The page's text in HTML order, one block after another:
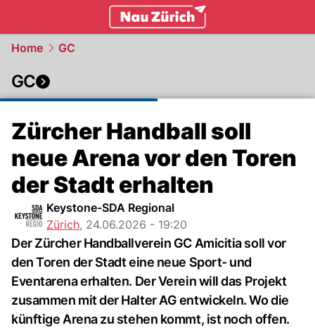
Home GC
GC
Zürcher Handball soll
neue Arena vor den Toren
der Stadt erhalten
Keystone-SDA Regional
Zürich, 24.06.2026 - 19:20
Der Zürcher Handballverein GC Amicitia soll vor
den Toren der Stadt eine neue Sport- und
Eventarena erhalten. Der Verein will das Projekt
zusammen mit der Halter AG entwickeln. Wo die
künftige Arena zu stehen kommt, ist noch offen.